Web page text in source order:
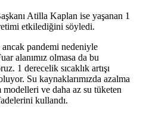
Atilla Kaplan ise yaşanan 1
etkilediğini söyledi.
pandemi nedeniyle
alanımız olmasa da bu
1 derecelik sıcaklık artışı
Su kaynaklarımızda azalma
ve daha az su tüketen
kullandı.